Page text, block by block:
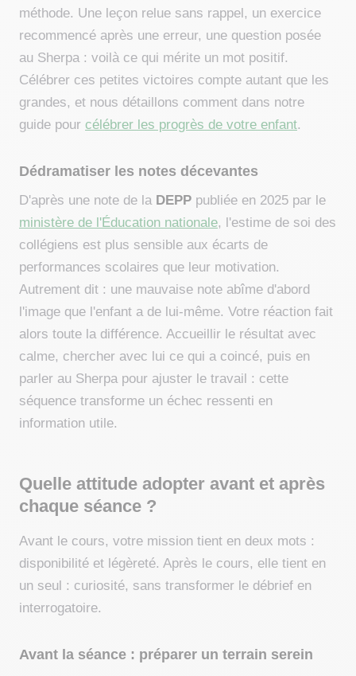
méthode. Une leçon relue sans rappel, un exercice
recommencé après une erreur, une question posée
au Sherpa : voilà ce qui mérite un mot positif.
Célébrer ces petites victoires compte autant que les
grandes, et nous détaillons comment dans notre
guide pour célébrer les progrès de votre enfant.
Dédramatiser les notes décevantes
D'après une note de la DEPP publiée en 2025 par le
ministère de l'Éducation nationale, l'estime de soi des
collégiens est plus sensible aux écarts de
performances scolaires que leur motivation.
Autrement dit : une mauvaise note abîme d'abord
l'image que l'enfant a de lui-même. Votre réaction fait
alors toute la différence. Accueillir le résultat avec
calme, chercher avec lui ce qui a coincé, puis en
parler au Sherpa pour ajuster le travail : cette
séquence transforme un échec ressenti en
information utile.
Quelle attitude adopter avant et après
chaque séance ?
Avant le cours, votre mission tient en deux mots :
disponibilité et légèreté. Après le cours, elle tient en
un seul : curiosité, sans transformer le débrief en
interrogatoire.
Avant la séance : préparer un terrain serein